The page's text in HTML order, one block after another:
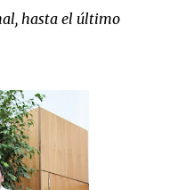
hasta el último